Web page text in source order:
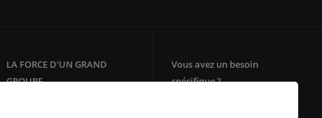
LA FORCE D'UN GRAND
GROUPE
Vous avez un besoin
spécifique ?